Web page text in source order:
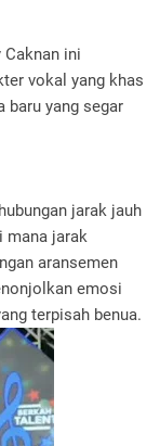
Caknan ini
vokal yang khas
baru yang segar
jarak jauh
mana jarak
aransemen
emosi
terpisah benua.